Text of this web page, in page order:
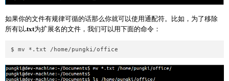
如果你的文件有规律可循的话那么你就可以使用通配符。比如，为了移除
所有以.txt为扩展名的文件，我们可以用下面的命令：